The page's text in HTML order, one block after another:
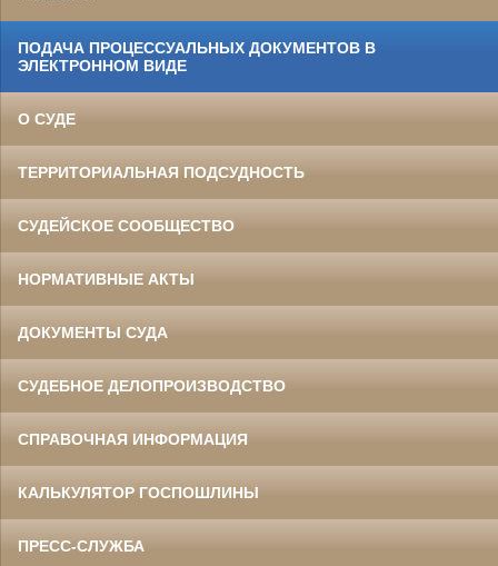
ПОДАЧА ПРОЦЕССУАЛЬНЫХ ДОКУМЕНТОВ В
ЭЛЕКТРОННОМ ВИДЕ
О СУДЕ
ТЕРРИТОРИАЛЬНАЯ ПОДСУДНОСТЬ
СУДЕЙСКОЕ СООБЩЕСТВО
НОРМАТИВНЫЕ АКТЫ
ДОКУМЕНТЫ СУДА
СУДЕБНОЕ ДЕЛОПРОИЗВОДСТВО
СПРАВОЧНАЯ ИНФОРМАЦИЯ
КАЛЬКУЛЯТОР ГОСПОШЛИНЫ
ПРЕСС-СЛУЖБА